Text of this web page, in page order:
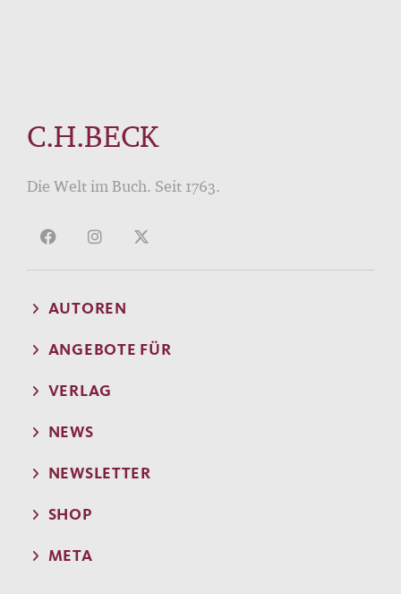
C.H.BECK
Die Welt im Buch. Seit 1763.
AUTOREN
ANGEBOTE FÜR
VERLAG
NEWS
NEWSLETTER
SHOP
META